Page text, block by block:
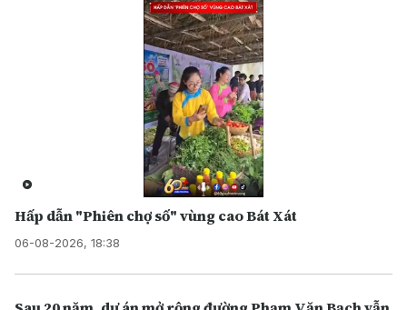
Hấp dẫn "Phiên chợ số" vùng cao Bát Xát
06-08-2026, 18:38